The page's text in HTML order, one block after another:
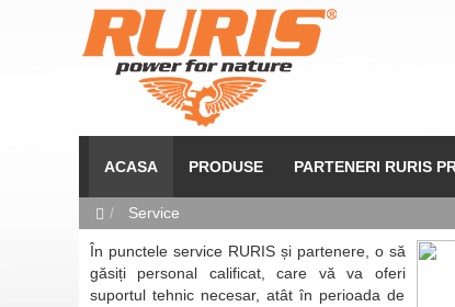
ACASA PRODUSE PARTENERI RURIS
Service
În punctele service RURIS și partenere, o să
găsiți personal calificat, care vă va oferi
suportul tehnic necesar, atât în perioada de